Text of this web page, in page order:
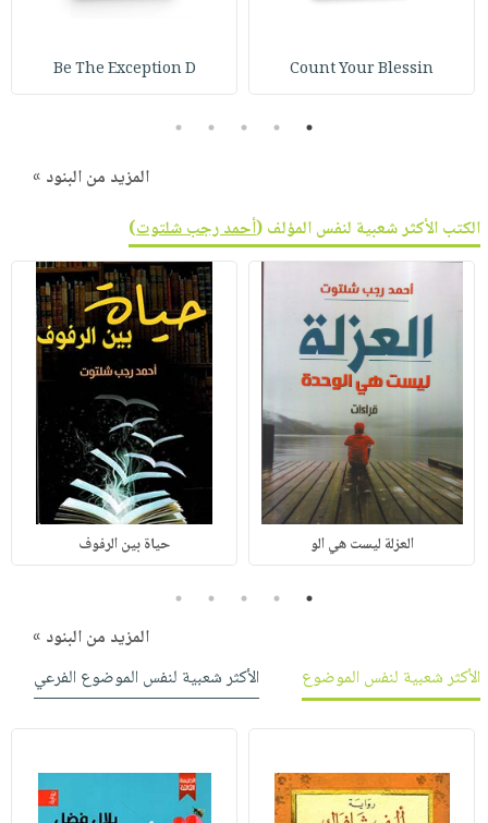
مناسبات
يتكرر
انشر
كتابك
تواصل
التسوق
Count Your Blessin
Be The Exception D
1
2
3
4
5
المزيد من البنود »
الكتب الأكثر شعبية لنفس المؤلف (أحمد رجب شلتوت)
العزلة ليست هي الو حياة بين الرفوف
1
2
3
4
5
المزيد من البنود »
الأكثر شعبية لنفس الموضوع
الأكثر شعبية لنفس الموضوع الفرعي